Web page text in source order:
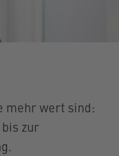
mehr wert sind:
zur